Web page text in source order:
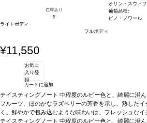
在庫あり
5
ライトボディ
フルボディ
オリン・スウィ
葡萄品種:
ピノ・ノワール
¥11,550
お気に
入り登
録
カートに追加
テイスティングノート 中程度のルビー色と、綺麗に澄
フルーツ、ほのかなラズベリーの芳香を示し、熟した
く。鮮やかで包み込むような味わいは、フレッシュな
み、生き生きとしている。後味はスパイスが効いてい
合う料理ほぐしたポーク、ローストターキー、マッシ
テイスティングノート 中程度のルビー色と、綺麗に澄